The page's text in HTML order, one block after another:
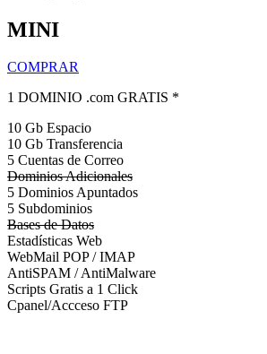
MINI
COMPRAR
1 DOMINIO .com GRATIS *
10 Gb Espacio
10 Gb Transferencia
5 Cuentas de Correo
Dominios Adicionales
5 Dominios Apuntados
5 Subdominios
Bases de Datos
Estadísticas Web
WebMail POP / IMAP
AntiSPAM / AntiMalware
Scripts Gratis a 1 Click
Cpanel/Accceso FTP